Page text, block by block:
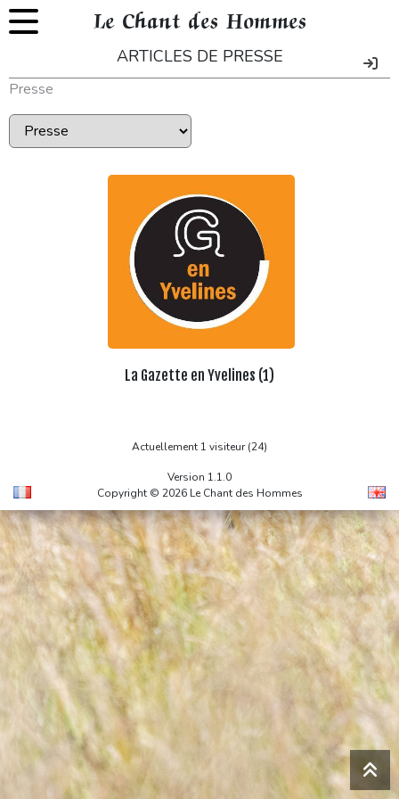
Le Chant des Hommes
ARTICLES DE PRESSE
Presse
La Gazette en Yvelines (1)
Actuellement 1 visiteur (24)
Version 1.1.0
Copyright © 2026 Le Chant des Hommes